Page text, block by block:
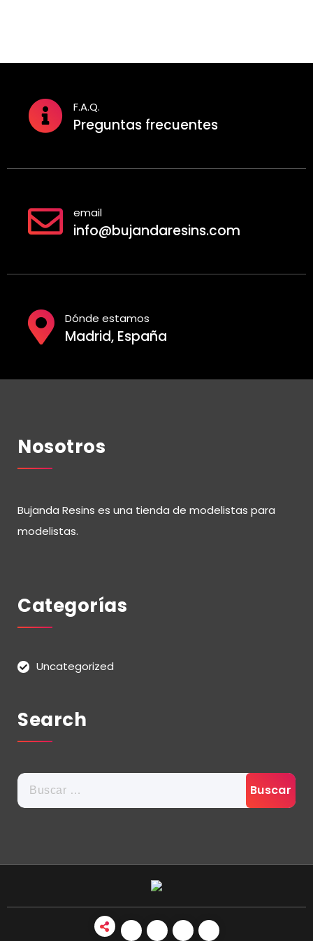
F.A.Q.
Preguntas frecuentes
email
info@bujandaresins.com
Dónde estamos
Madrid, España
Nosotros
Bujanda Resins es una tienda de modelistas para
modelistas.
Categorías
Uncategorized
Search
Buscar: